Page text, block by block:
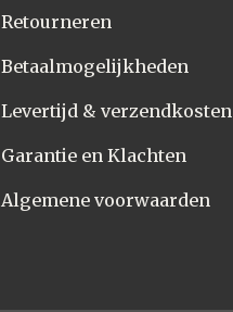
Retourneren
Betaalmogelijkheden
Levertijd & verzendkosten
Garantie en Klachten
Algemene voorwaarden